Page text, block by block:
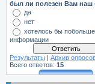
был ли полезен Вам наш
да
нет
хотелось бы побольше
информации
Результаты | Архив
Всего ответов: 15